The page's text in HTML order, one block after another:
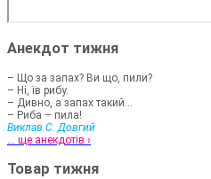
Анекдот тижня
– Що за запах? Ви що, пили?
– Ні, їв рибу.
– Дивно, а запах такий...
– Риба – пила!
Виклав С. Довгий
... ще анекдотів ›
Товар тижня